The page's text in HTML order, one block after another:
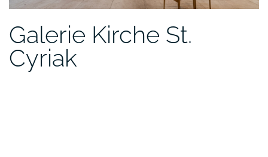
Galerie Kirche St.
Cyriak